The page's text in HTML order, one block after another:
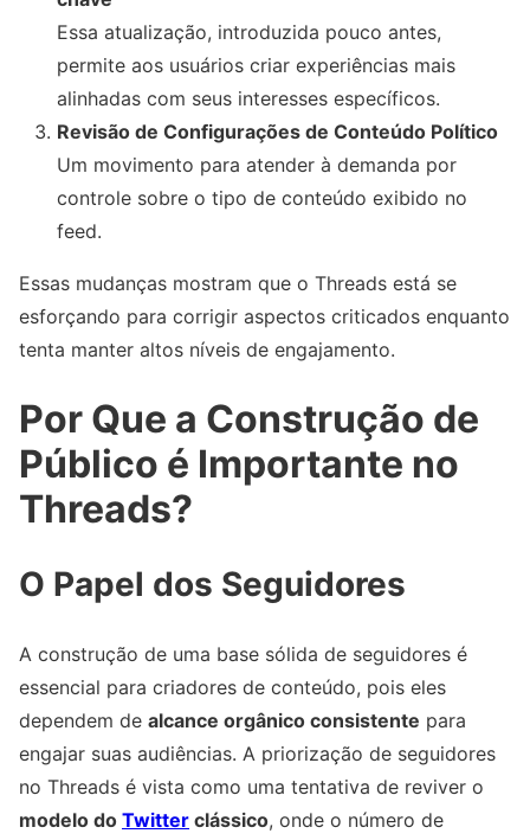
Essa atualização, introduzida pouco antes,
permite aos usuários criar experiências mais
alinhadas com seus interesses específicos.
Revisão de Configurações de Conteúdo Político
Um movimento para atender à demanda por
controle sobre o tipo de conteúdo exibido no
feed.
Essas mudanças mostram que o Threads está se
esforçando para corrigir aspectos criticados enquanto
tenta manter altos níveis de engajamento.
Por Que a Construção de
Público é Importante no
Threads?
O Papel dos Seguidores
A construção de uma base sólida de seguidores é
essencial para criadores de conteúdo, pois eles
dependem de alcance orgânico consistente para
engajar suas audiências. A priorização de seguidores
no Threads é vista como uma tentativa de reviver o
modelo do Twitter clássico, onde o número de